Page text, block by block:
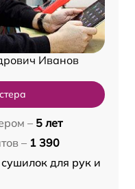
Иванов
– 5 лет
– 1 390
для рук и